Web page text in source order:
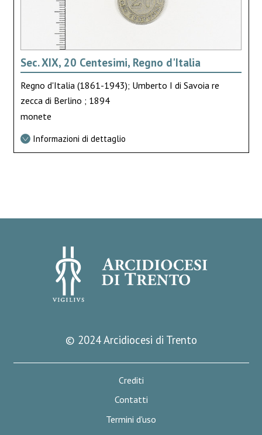
Sec. XIX, 20 Centesimi, Regno d'Italia
Regno d'Italia (1861-1943); Umberto I di Savoia re
zecca di Berlino ; 1894
monete
Informazioni di dettaglio
© 2024 Arcidiocesi di Trento
Crediti
Contatti
Termini d'uso